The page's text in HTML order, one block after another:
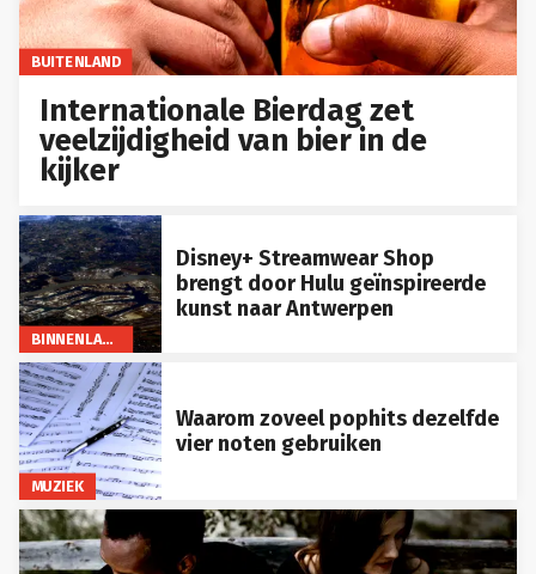
BUITENLAND
Internationale Bierdag zet
veelzijdigheid van bier in de
kijker
BINNENLAND
Disney+ Streamwear Shop
brengt door Hulu geïnspireerde
kunst naar Antwerpen
MUZIEK
Waarom zoveel pophits dezelfde
vier noten gebruiken